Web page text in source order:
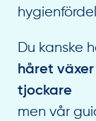
Du kanske
håret
tjockare
men vår